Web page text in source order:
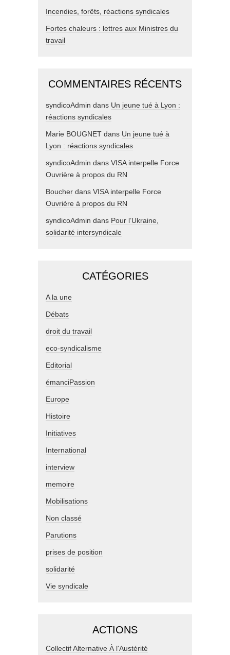
Incendies, forêts, réactions syndicales
Fortes chaleurs : lettres aux Ministres du
travail
COMMENTAIRES RÉCENTS
syndicoAdmin dans Un jeune tué à Lyon :
réactions syndicales
Marie BOUGNET dans Un jeune tué à
Lyon : réactions syndicales
syndicoAdmin dans VISA interpelle Force
Ouvrière à propos du RN
Boucher dans VISA interpelle Force
Ouvrière à propos du RN
syndicoAdmin dans Pour l’Ukraine,
solidarité intersyndicale
CATÉGORIES
A la une
Débats
droit du travail
eco-syndicalisme
Editorial
émanciPassion
Europe
Histoire
Initiatives
International
interview
memoire
Mobilisations
Non classé
Parutions
prises de position
solidarité
Vie syndicale
ACTIONS
Collectif Alternative À l'Austérité